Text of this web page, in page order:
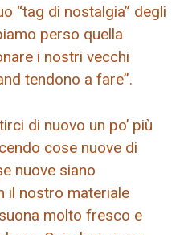
“tag di nostalgia” degli
perso quella
i nostri vecchi
tendono a fare”.
di nuovo un po’ più
cose nuove di
nuove siano
il nostro materiale
molto fresco e